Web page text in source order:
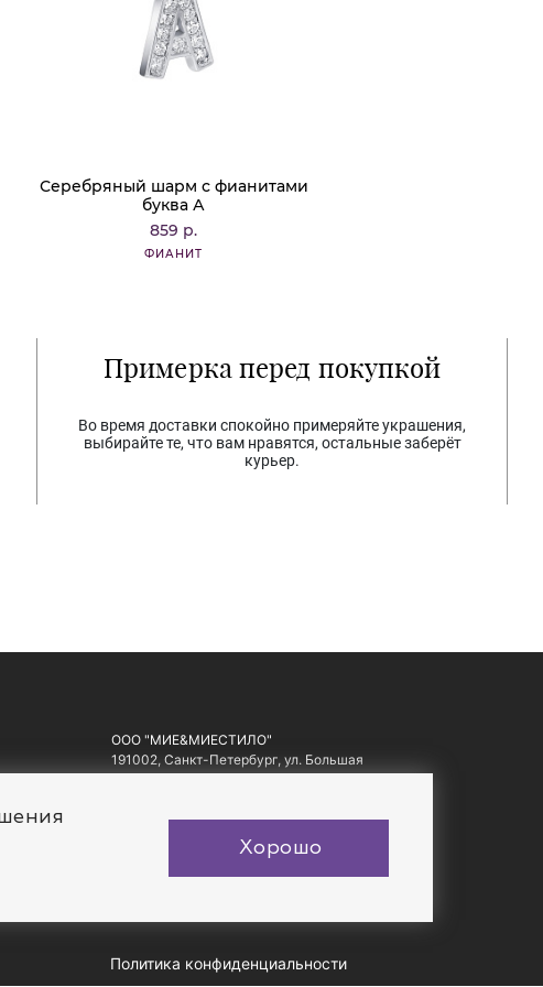
Серебряный шарм с фианитами
буква А
859 р.
ФИАНИТ
Примерка перед покупкой
Во время доставки спокойно примеряйте украшения,
выбирайте те, что вам нравятся, остальные заберёт
курьер.
ООО "МИЕ&МИЕСТИЛО"
191002, Санкт-Петербург, ул. Большая
Московская, д. 1-3, литер А, офис 10.
Политика конфиденциальности
Хорошо